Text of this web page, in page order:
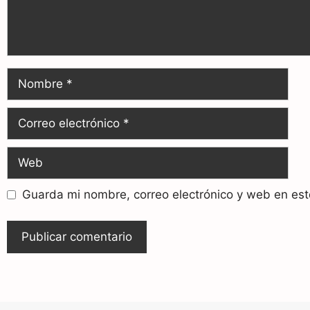
Guarda mi nombre, correo electrónico y web en